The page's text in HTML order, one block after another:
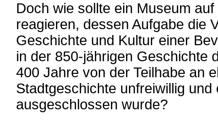
Doch wie sollte ein Museum
reagieren, dessen Aufgabe die
Geschichte und Kultur einer
in der 850-jährigen Geschichte
400 Jahre von der Teilhabe an
Stadtgeschichte unfreiwillig
ausgeschlossen wurde?